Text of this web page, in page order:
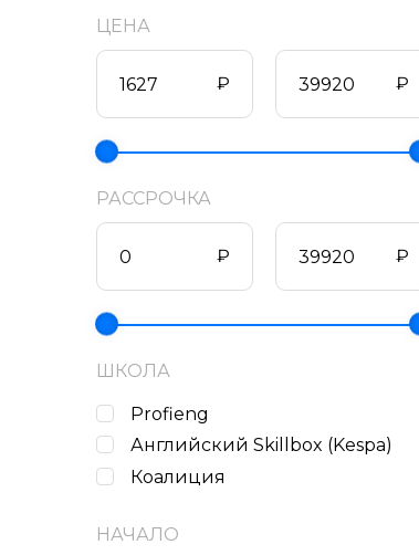
ЦЕНА
₽ ₽
РАССРОЧКА
₽ ₽
ШКОЛА
Profieng
Английский Skillbox (Kespa)
Коалиция
НАЧАЛО